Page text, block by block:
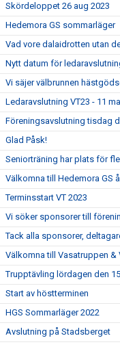
Skördeloppet 26 aug 2023
Hedemora GS sommarläger
Vad vore dalaidrotten utan
Nytt datum för
Vi säjer välbrunnen
Ledaravslutning VT23 - 11
Föreningsavslutning tisdag
Glad Påsk!
Seniorträning har plats för
Välkomna till Hedemora GS
Terminsstart VT 2023
Vi söker sponsorer till
Tack alla sponsorer,
Välkomna till Vasatruppen
Trupptävling lördagen den
Start av höstterminen
HGS Sommarläger 2022
Avslutning på Stadsberget